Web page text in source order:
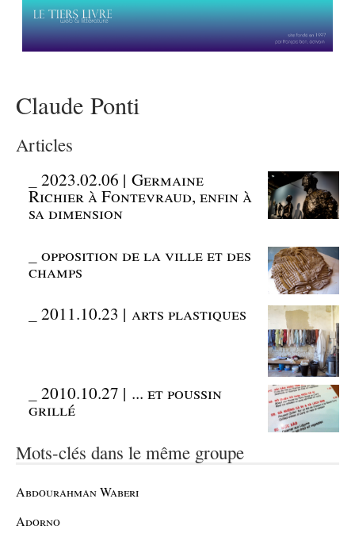
Claude Ponti
Articles
_2023.02.06 | Germaine
Richier à Fontevraud, enfin à
sa dimension
_opposition de la ville et des
champs
_2011.10.23 | arts plastiques
_2010.10.27 | ... et poussin
grillé
Mots-clés dans le même groupe
Abdourahman Waberi
Adorno